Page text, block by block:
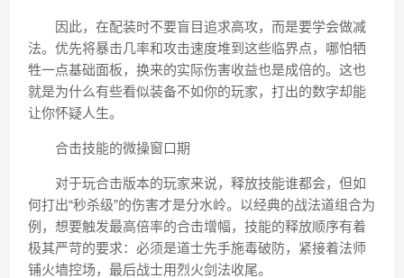
因此，在配装时不要盲目追求高攻，而是要学会做减
法。优先将暴击几率和攻击速度堆到这些临界点，哪怕牺
牲一点基础面板，换来的实际伤害收益也是成倍的。这也
就是为什么有些看似装备不如你的玩家，打出的数字却能
让你怀疑人生。
️合击技能的微操窗口期
对于玩合击版本的玩家来说，释放技能谁都会，但如
何打出“秒杀级”的伤害才是分水岭。以经典的战法道组合为
例，想要触发最高倍率的合击增幅，技能的释放顺序有着
极其严苛的要求：必须是道士先手施毒破防，紧接着法师
铺火墙控场，最后战士用烈火剑法收尾。